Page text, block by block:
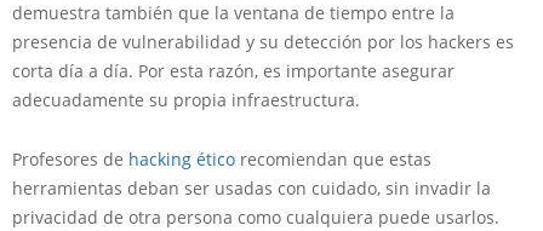
demuestra también que la ventana de tiempo entre la
presencia de vulnerabilidad y su detección por los hackers es
corta día a día. Por esta razón, es importante asegurar
adecuadamente su propia infraestructura.
Profesores de hacking ético recomiendan que estas
herramientas deban ser usadas con cuidado, sin invadir la
privacidad de otra persona como cualquiera puede usarlos.